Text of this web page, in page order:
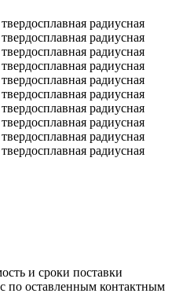
и сроки поставки
по оставленным контактным